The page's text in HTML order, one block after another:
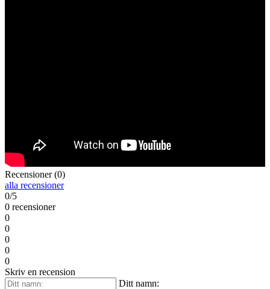
Recensioner (0)
alla recensioner
0/5
0 recensioner
0
0
0
0
0
Skriv en recension
Ditt namn: